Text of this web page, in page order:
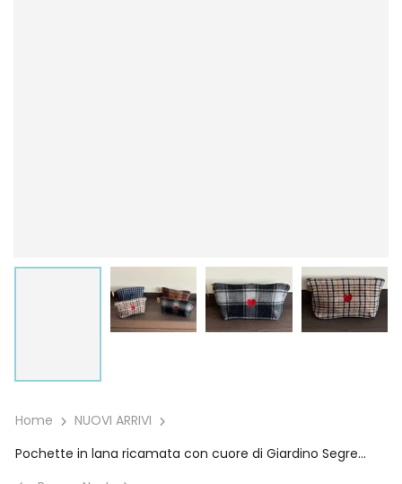
Home
NUOVI ARRIVI
Pochette in lana ricamata con cuore di Giardino Segreto